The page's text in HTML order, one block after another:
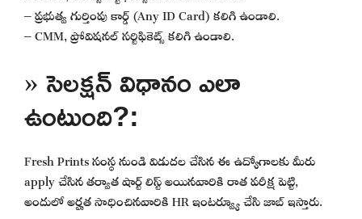
– ప్రభుత్వ గుర్తింపు కార్డ్ (Any ID Card) కలిగి ఉండాలి.
– CMM, ప్రోవిషనల్ సర్టిఫికెట్స్ కలిగి ఉండాలి.
» సెలక్షన్ విధానం ఎలా
ఉంటుంది?:
Fresh Prints సంస్థ నుండి విడుదల చేసిన ఈ ఉద్యోగాలకు మీరు
apply చేసిన తర్వాత షార్ట్ లిస్ట్ అయినవారికి రాత పరీక్ష పెట్టి,
అందులో అర్హత సాధించినవారికి HR ఇంటర్వ్యూ చేసి జాబ్ ఇస్తారు.